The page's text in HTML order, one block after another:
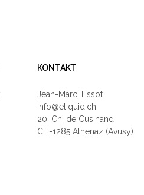
KONTAKT
Jean-Marc Tissot
info@eliquid.ch
20, Ch. de Cusinand
CH-1285 Athenaz (Avusy)